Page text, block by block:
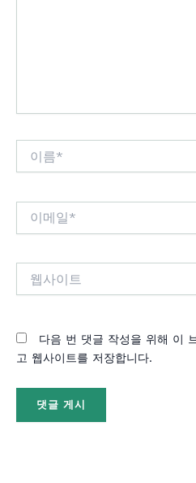
다음 번 댓글 작성을 위해 이
고 웹사이트를 저장합니다.